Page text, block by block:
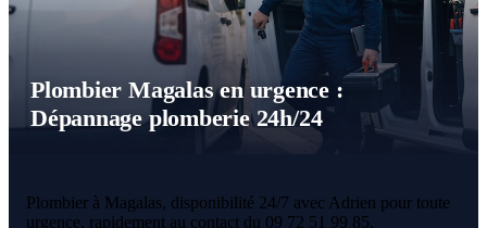
Plombier Magalas en urgence :
Dépannage plomberie 24h/24
Plombier à Magalas, disponibilité 24/7 avec Adrien pour toute
urgence, rapidement au contact du 09 72 51 99 85.